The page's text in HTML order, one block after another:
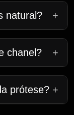
natural? +
chanel? +
prótese? +